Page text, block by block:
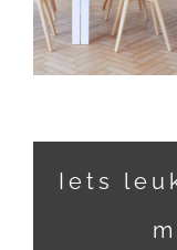
Iets